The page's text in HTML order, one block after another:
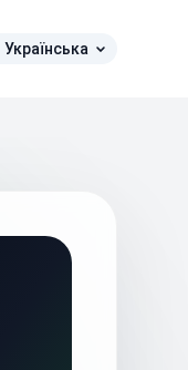
Українська